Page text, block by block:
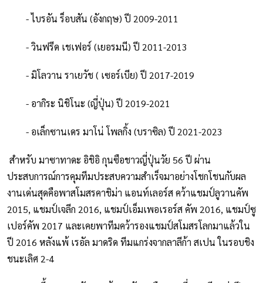
- ไบรอัน ร็อบสัน (อังกฤษ) ปี 2009-2011
- วินฟรีด เชเฟอร์ (เยอรมนี) ปี 2011-2013
- มิโลวาน ราเยวัช ( เซอร์เบีย) ปี 2017-2019
- อากิระ นิชิโนะ (ญี่ปุ่น) ปี 2019-2021
- อเล็กซานเดร มาโน่ โพลกิ้ง (บราซิล) ปี 2021-2023
สำหรับ มาซาทาดะ อิชิอิ กุนซือชาวญี่ปุ่นวัย 56 ปี ผ่าน
ประสบการณ์การคุมทีมประสบความสำเร็จมาอย่างโชกโชนกับผล
งานเด่นสุดคือพาสโมสรคาชิม่า แอนท์เลอร์ส คว้าแชมป์ลูวานคัพ
2015, แชมป์เจลีก 2016, แชมป์เอ็มเพอเรอร์ส คัพ 2016, แชมป์ซู
เปอร์คัพ 2017 และเคยพาทีมคว้ารองแชมป์สโมสรโลกมาแล้วใน
ปี 2016 หลังแพ้ เรอัล มาดริด ทีมแกร่งจากลาลีก้า สเปน ในรอบชิง
ชนะเลิศ 2-4